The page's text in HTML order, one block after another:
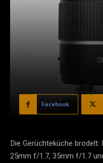
Facebook
Die Gerüchteküche brodelt:
25mm f/1.7, 35mm f/1.7